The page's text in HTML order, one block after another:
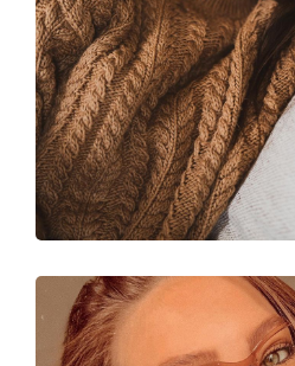
Другое
Пол:
Категория:
Бренд:
Код: